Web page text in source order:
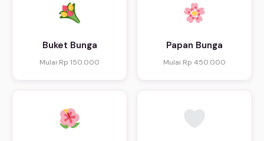
Buket Bunga
Mulai Rp 150.000
Papan Bunga
Mulai Rp 450.000